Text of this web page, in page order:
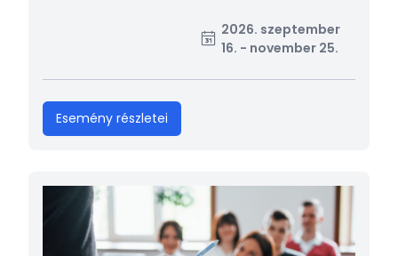
2026. szeptember
16. - november 25.
Esemény részletei